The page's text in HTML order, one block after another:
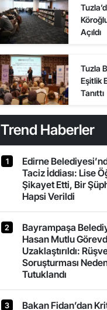
Açıldı
Tuzla
Eşitlik
Tanıttı
Trend Haberler
1
Edirne
Taciz İddiası: Lise
Şikayet Etti, Bir
Hapsi Verildi
2
Bayrampaşa
Hasan Mutlu
Uzaklaştırıldı:
Soruşturması
Tutuklandı
3
Bakan Fidan’dan